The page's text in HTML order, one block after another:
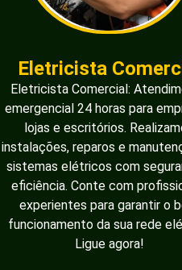
Eletricista
Eletricista Comercial:
emergencial 24 horas para
lojas e escritórios.
instalações, reparos e
sistemas elétricos com
eficiência. Conte com
experientes para garantir o
funcionamento da sua rede
Ligue agora!